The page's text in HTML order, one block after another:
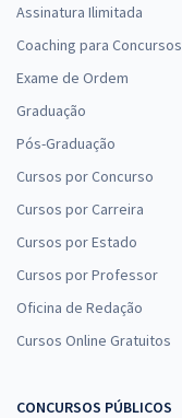
Assinatura Ilimitada
Coaching para Concursos
Exame de Ordem
Graduação
Pós-Graduação
Cursos por Concurso
Cursos por Carreira
Cursos por Estado
Cursos por Professor
Oficina de Redação
Cursos Online Gratuitos
CONCURSOS PÚBLICOS